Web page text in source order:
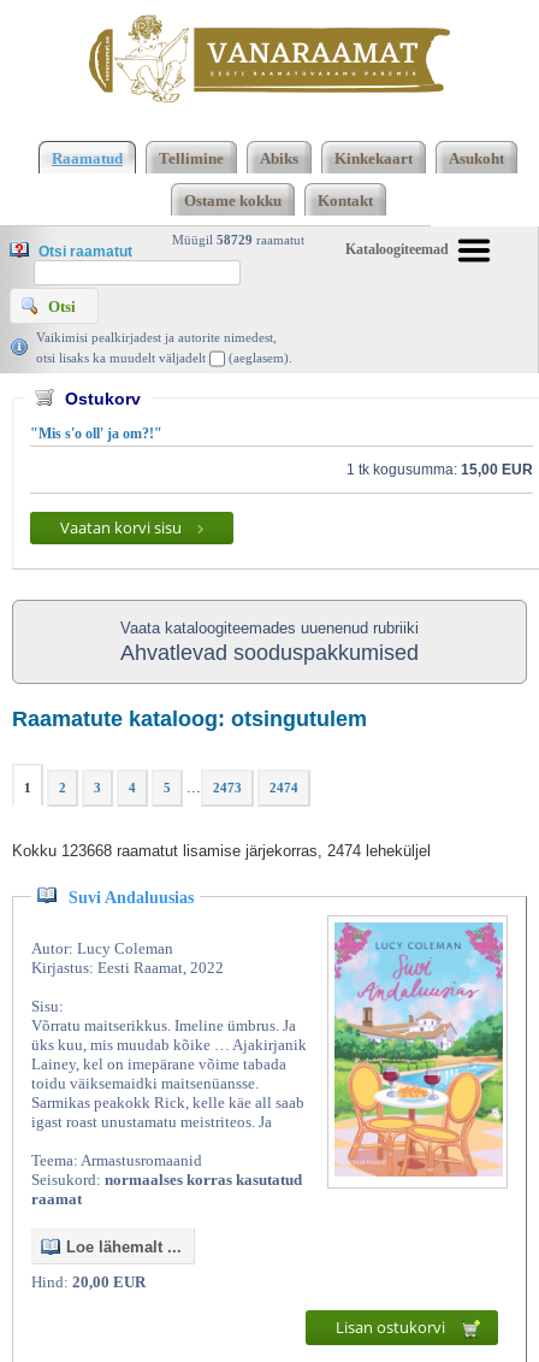
Kasutatud raamatud | Vanaraamatee
järjekorras, 2474 leheküljelKasutatud raamatud |
Vanaraamat. ee raamatupood
Raamatud Tellimine Abiks Kinkekaart Asukoht
Ostame kokku Kontakt
Kataloogiteemad
Müügil 58729 raamatut
Otsi raamatut
Vaikimisi pealkirjadest ja autorite nimedest,
otsi lisaks ka muudelt väljadelt
(aeglasem).
Ostukorv
"Mis s'o oll' ja om?!"
1 tk kogusumma: 15,00 EUR
Vaatan korvi sisu
Vaata kataloogiteemades uuenenud rubriiki
Ahvatlevad sooduspakkumised
Raamatute kataloog: otsingutulem
1 2 3 4 5 ... 2473 2474
Kokku 123668 raamatut lisamise järjekorras, 2474 leheküljel
Suvi Andaluusias
Autor: Lucy Coleman
Kirjastus: Eesti Raamat, 2022
Sisu:
Võrratu maitserikkus. Imeline ümbrus. Ja
üks kuu, mis muudab kõike … Ajakirjanik
Lainey, kel on imepärane võime tabada
toidu väiksemaidki maitsenüansse.
Sarmikas peakokk Rick, kelle käe all saab
igast roast unustamatu meistriteos. Ja
Teema: Armastusromaanid
Seisukord: normaalses korras kasutatud
raamat
Loe lähemalt ...
Hind: 20,00 EUR
Lisan ostukorvi